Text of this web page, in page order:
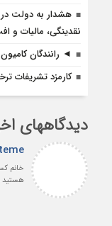
هشدار به دولت
نقدینگی، مالیات و
◄ رانندگان
کارمزد تشریفات
دیدگاههای
خانم
هستید